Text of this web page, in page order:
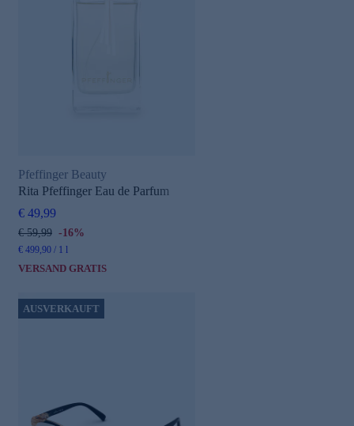
Pfeffinger Beauty
Rita Pfeffinger Eau de Parfum
€ 49,99
€ 59,99 -16%
€ 499,90 / 1 l
VERSAND GRATIS
AUSVERKAUFT